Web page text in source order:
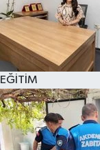
EĞİTİM